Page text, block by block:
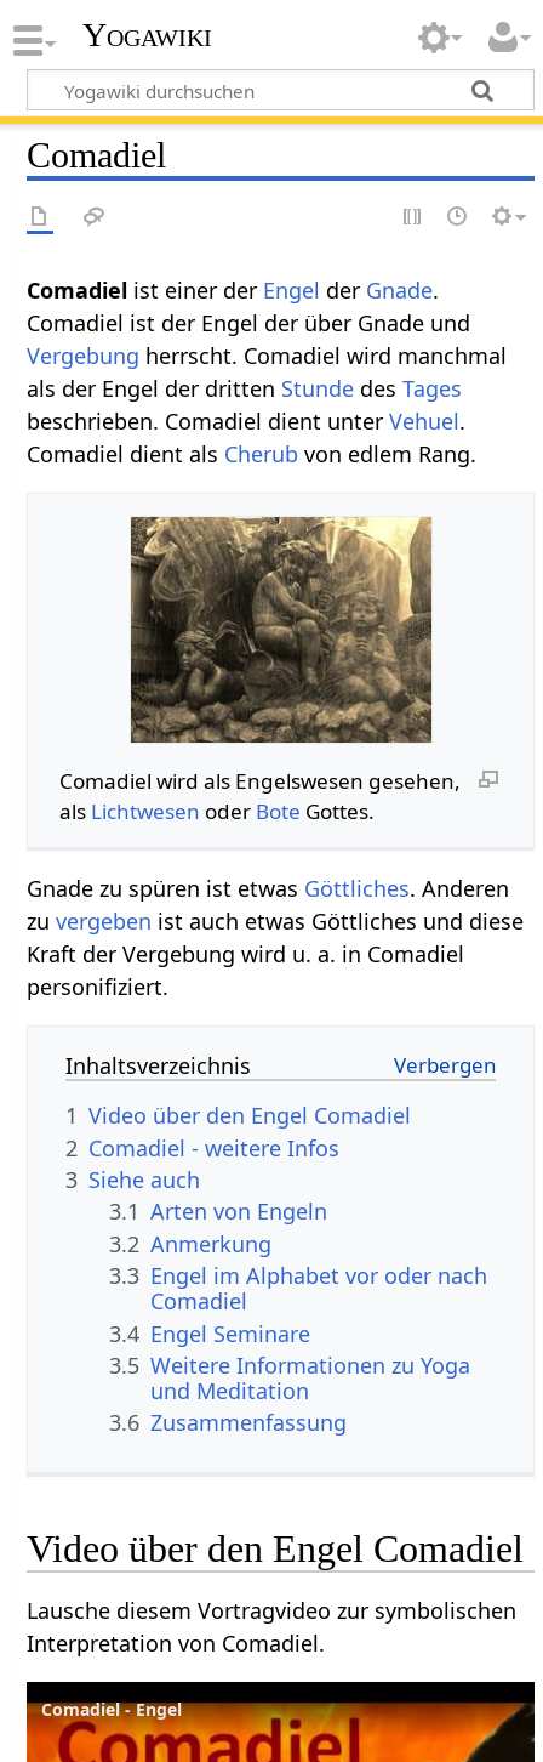
Yogawiki
Comadiel
Comadiel ist einer der Engel der Gnade.
Comadiel ist der Engel der über Gnade und
Vergebung herrscht. Comadiel wird manchmal
als der Engel der dritten Stunde desTages
beschrieben. Comadiel dient unterVehuel.
Comadiel dient als Cherub von edlem Rang.
Comadiel wird als Engelswesen gesehen,
als Lichtwesen oder Bote Gottes.
Gnade zu spüren ist etwas Göttliches. Anderen
zuvergeben ist auch etwas Göttliches und diese
Kraft der Vergebung wird u. a. in Comadiel
personifiziert.
Inhaltsverzeichnis
1 Video über den Engel Comadiel
2 Comadiel - weitere Infos
3 Siehe auch
3.1 Arten von Engeln
3.2 Anmerkung
3.3 Engel im Alphabet vor oder nach
Comadiel
3.4 Engel Seminare
3.5 Weitere Informationen zu Yoga
und Meditation
3.6 Zusammenfassung
Video über den Engel Comadiel
Lausche diesem Vortragvideo zur symbolischen
Interpretation von Comadiel.
Comadiel - Engel